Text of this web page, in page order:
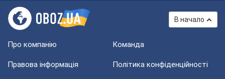
В начало
Про компанію Команда
Правова інформація Політика конфіденційності